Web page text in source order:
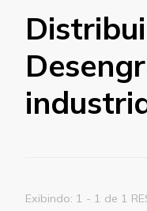
Exibindo: 1 - 1 de 1